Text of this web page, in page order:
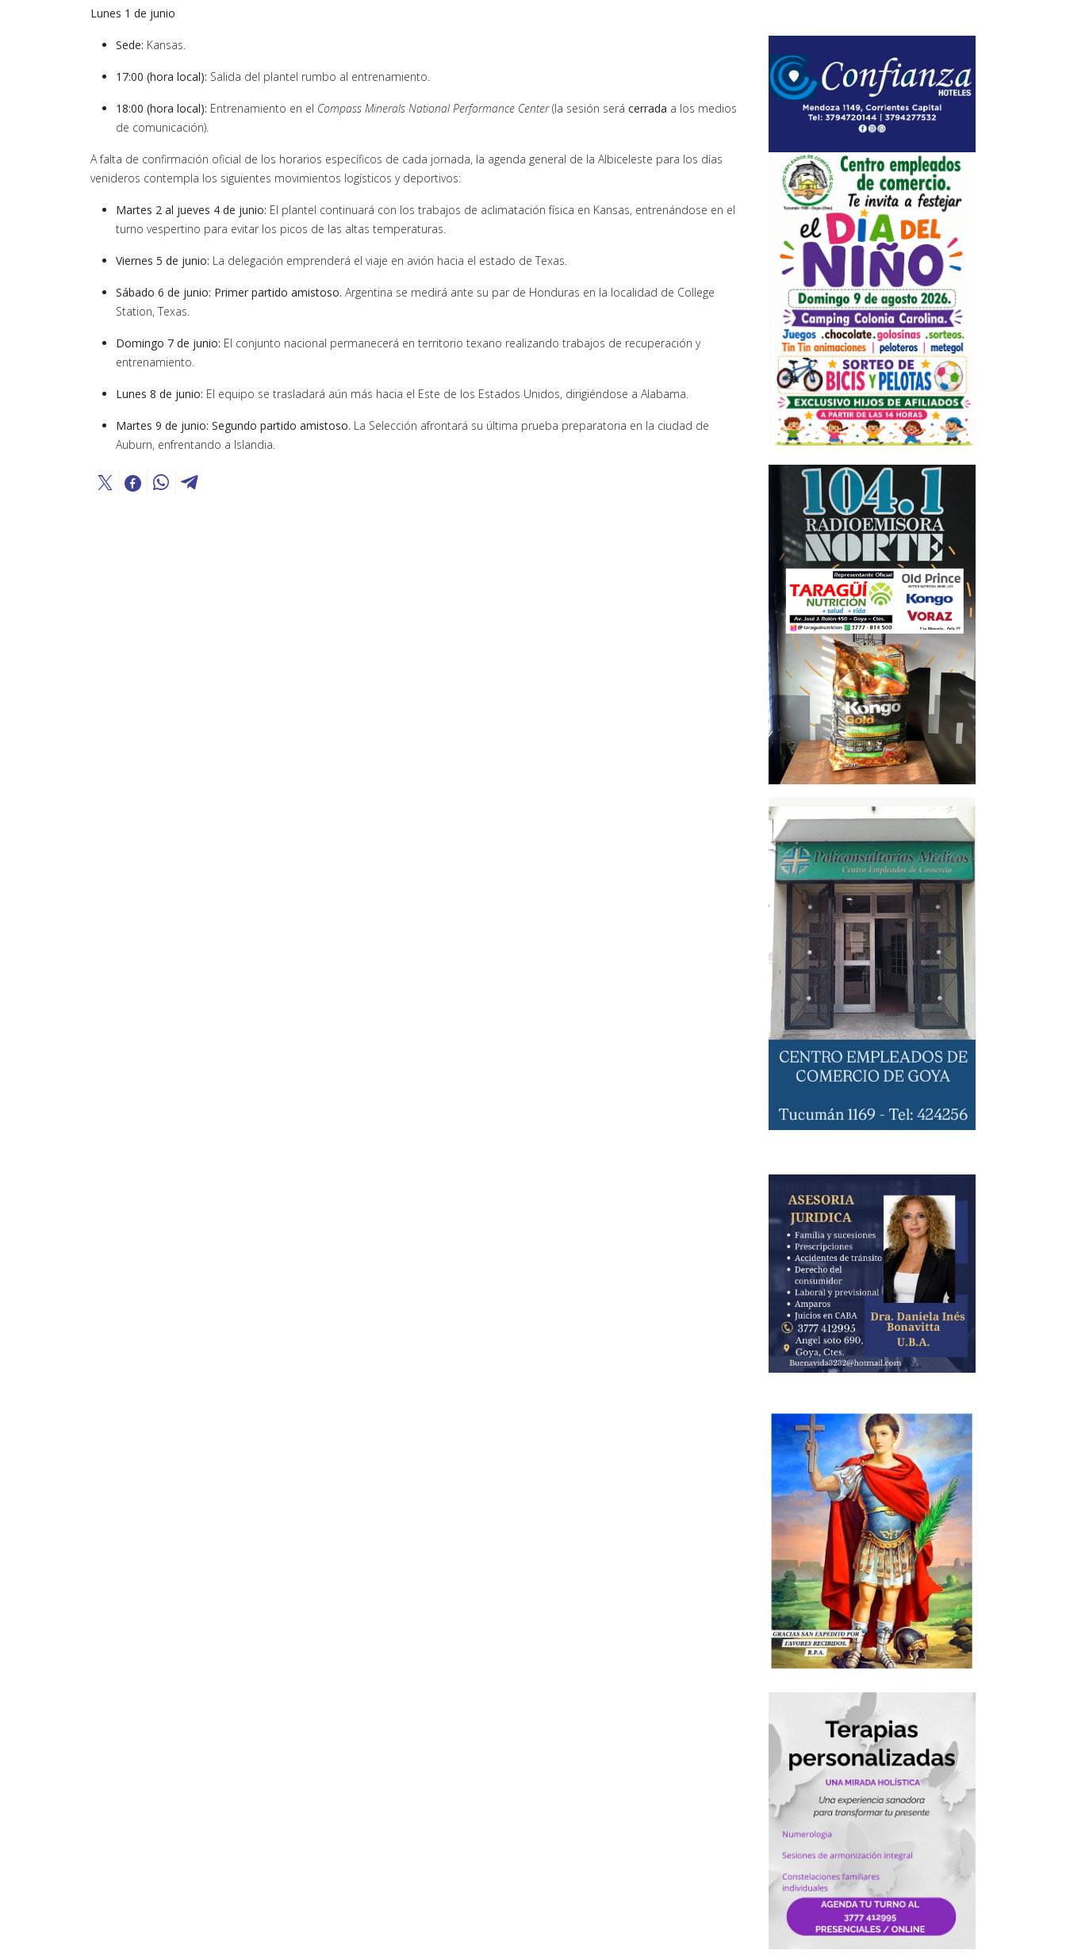
Lunes 1 de junio
Sede: Kansas.
17:00 (hora local): Salida del plantel rumbo al entrenamiento.
18:00 (hora local): Entrenamiento en el Compass Minerals National Performance Center(la sesión será cerrada a los medios
de comunicación).
A falta de confirmación oficial de los horarios específicos de cada jornada, la agenda general de la Albiceleste para los días
venideros contempla los siguientes movimientos logísticos y deportivos:
Martes 2 al jueves 4 de junio: El plantel continuará con los trabajos de aclimatación física en Kansas, entrenándose en el
turno vespertino para evitar los picos de las altas temperaturas.
Viernes 5 de junio: La delegación emprenderá el viaje en avión hacia el estado de Texas.
Sábado 6 de junio: Primer partido amistoso. Argentina se medirá ante su par de Honduras en la localidad de College
Station, Texas.
Domingo 7 de junio: El conjunto nacional permanecerá en territorio texano realizando trabajos de recuperación y
entrenamiento.
Lunes 8 de junio: El equipo se trasladará aún más hacia el Este de los Estados Unidos, dirigiéndose a Alabama.
Martes 9 de junio: Segundo partido amistoso. La Selección afrontará su última prueba preparatoria en la ciudad de
Auburn, enfrentando a Islandia.